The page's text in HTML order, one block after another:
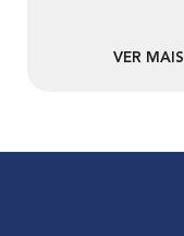
VER MAIS